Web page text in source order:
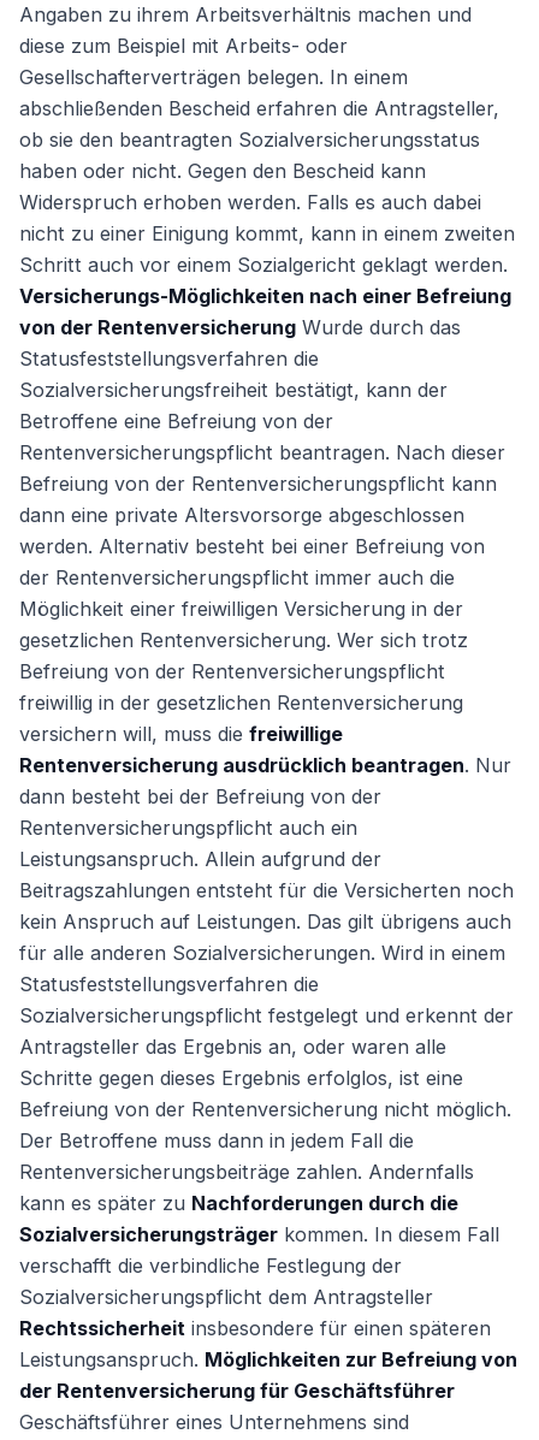
Angaben zu ihrem Arbeitsverhältnis machen und
diese zum Beispiel mit Arbeits- oder
Gesellschafterverträgen belegen. In einem
abschließenden Bescheid erfahren die Antragsteller,
ob sie den beantragten Sozialversicherungsstatus
haben oder nicht. Gegen den Bescheid kann
Widerspruch erhoben werden. Falls es auch dabei
nicht zu einer Einigung kommt, kann in einem zweiten
Schritt auch vor einem Sozialgericht geklagt werden.
Versicherungs-Möglichkeiten nach einer Befreiung
von der Rentenversicherung Wurde durch das
Statusfeststellungsverfahren die
Sozialversicherungsfreiheit bestätigt, kann der
Betroffene eine Befreiung von der
Rentenversicherungspflicht beantragen. Nach dieser
Befreiung von der Rentenversicherungspflicht kann
dann eine private Altersvorsorge abgeschlossen
werden. Alternativ besteht bei einer Befreiung von
der Rentenversicherungspflicht immer auch die
Möglichkeit einer freiwilligen Versicherung in der
gesetzlichen Rentenversicherung. Wer sich trotz
Befreiung von der Rentenversicherungspflicht
freiwillig in der gesetzlichen Rentenversicherung
versichern will, muss die freiwillige
Rentenversicherung ausdrücklich beantragen. Nur
dann besteht bei der Befreiung von der
Rentenversicherungspflicht auch ein
Leistungsanspruch. Allein aufgrund der
Beitragszahlungen entsteht für die Versicherten noch
kein Anspruch auf Leistungen. Das gilt übrigens auch
für alle anderen Sozialversicherungen. Wird in einem
Statusfeststellungsverfahren die
Sozialversicherungspflicht festgelegt und erkennt der
Antragsteller das Ergebnis an, oder waren alle
Schritte gegen dieses Ergebnis erfolglos, ist eine
Befreiung von der Rentenversicherung nicht möglich.
Der Betroffene muss dann in jedem Fall die
Rentenversicherungsbeiträge zahlen. Andernfalls
kann es später zu Nachforderungen durch die
Sozialversicherungsträger kommen. In diesem Fall
verschafft die verbindliche Festlegung der
Sozialversicherungspflicht dem Antragsteller
Rechtssicherheit insbesondere für einen späteren
Leistungsanspruch. Möglichkeiten zur Befreiung von
der Rentenversicherung für Geschäftsführer
Geschäftsführer eines Unternehmens sind